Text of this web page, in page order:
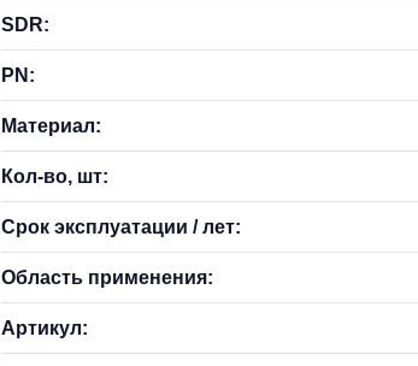
SDR:
PN:
Материал:
Кол-во, шт:
Срок эксплуатации / лет:
Область применения:
Артикул: